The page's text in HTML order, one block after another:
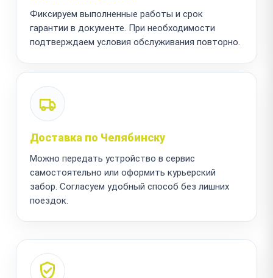
Фиксируем выполненные работы и срок
гарантии в документе. При необходимости
подтверждаем условия обслуживания повторно.
Доставка по Челябинску
Можно передать устройство в сервис
самостоятельно или оформить курьерский
забор. Согласуем удобный способ без лишних
поездок.